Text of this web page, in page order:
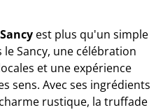
est plus qu'un simple
Sancy, une célébration
et une expérience
sens. Avec ses ingrédients
rustique, la truffade